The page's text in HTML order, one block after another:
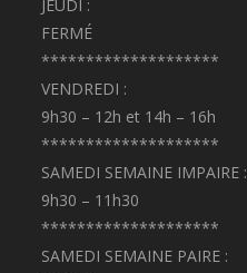
JEUDI :
FERMÉ
********************
VENDREDI :
9h30 – 12h et 14h – 16h
********************
SAMEDI SEMAINE IMPAIRE :
9h30 – 11h30
********************
SAMEDI SEMAINE PAIRE :